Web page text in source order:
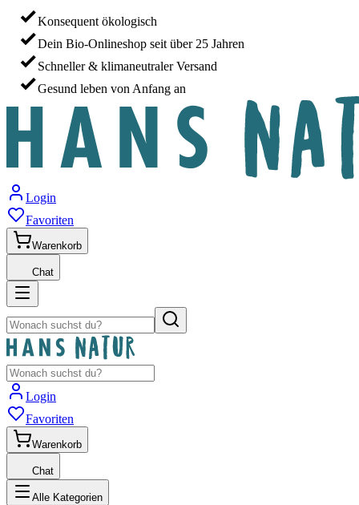
Konsequent ökologisch
Dein Bio-Onlineshop seit über 25 Jahren
Schneller & klimaneutraler Versand
Gesund leben von Anfang an
Login
Favoriten
Warenkorb
Chat
Login
Favoriten
Warenkorb
Chat
Alle Kategorien